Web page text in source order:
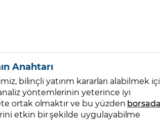
Anahtarı
bilinçli yatırım kararları alabilmek
yöntemlerinin yeterince iyi
ortak olmaktır ve bu yüzden borsada
etkin bir şekilde uygulayabilme